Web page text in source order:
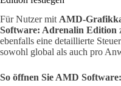
Für Nutzer mit AMD-
Software: Adrenalin Edition
ebenfalls eine detaillierte
sowohl global als auch pro
So öffnen Sie AMD